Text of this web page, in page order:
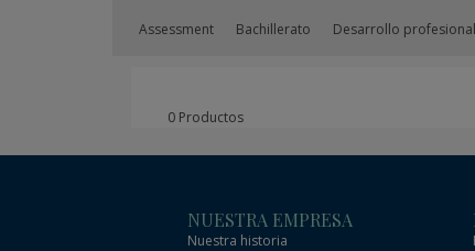
Assessment Bachillerato Desarrollo
0 Productos
NUESTRA EMPRESA
Nuestra historia